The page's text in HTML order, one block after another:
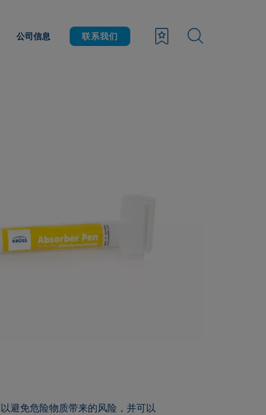
公司信息 联系我们
避免危险物质带来的风险，并可以